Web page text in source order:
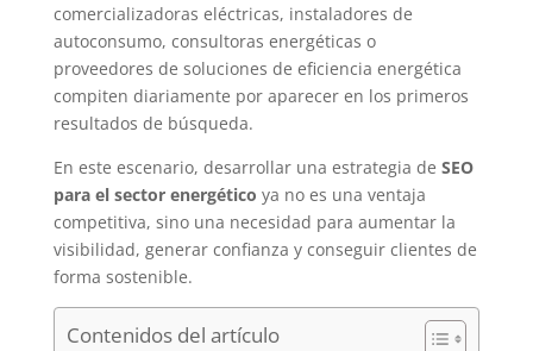
comercializadoras eléctricas, instaladores de
autoconsumo, consultoras energéticas o
proveedores de soluciones de eficiencia energética
compiten diariamente por aparecer en los primeros
resultados de búsqueda.
En este escenario, desarrollar una estrategia de SEO
para el sector energético ya no es una ventaja
competitiva, sino una necesidad para aumentar la
visibilidad, generar confianza y conseguir clientes de
forma sostenible.
Contenidos del artículo